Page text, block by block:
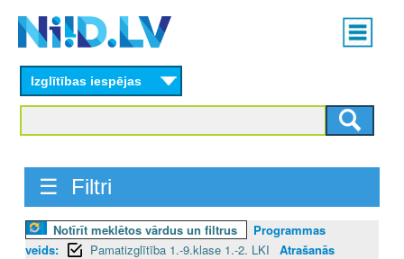
content
Main
menu
Izglītības iespējas
☰ Filtri
Notīrīt meklētos vārdus un filtrus
Programmas
veids:
Pamatizglītība 1.-9.klase 1.-2. LKI
Atrašanās